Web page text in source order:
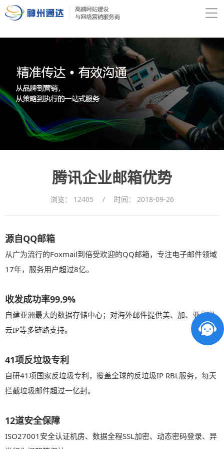
腾讯企业邮箱优势
浏览： 12405 / 时间： 2018-09-26
源自QQ邮箱
从广为流行的Foxmail到倍受欢迎的QQ邮箱，专注电子邮件领域
17年，服务用户超过8亿。
收发成功率99.9%
自建亚洲最大的数据存储中心；对海外邮件提供美、加、亚马逊
云IP等多链路支持。
41项反垃圾专利
自研41项国家反垃圾专利，覆盖全球的反垃圾IP RBL服务，每天
拦截垃圾邮件超过一亿封。
12道安全保障
ISO27001安全认证机房、数据全程SSL加密、动态密码登录、异